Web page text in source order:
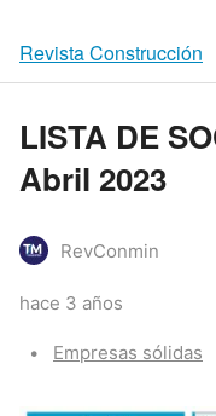
Revista Construcción
LISTA DE
Abril 2023
RevConmin
hace 3 años
Categories:
Empresas sólidas